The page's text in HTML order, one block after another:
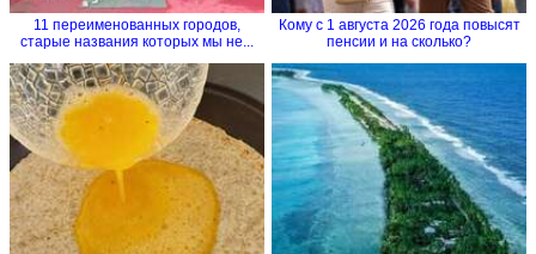
11 переименованных городов,
старые названия которых мы не...
Кому с 1 августа 2026 года повысят
пенсии и на сколько?